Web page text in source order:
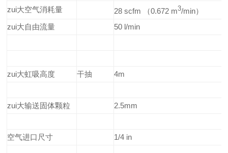
zui大空气消耗量
28 scfm （0.672 m3/min）
zui大自由流量
50 l/min
zui大虹吸高度 干抽 4m
zui大输送固体颗粒 2.5mm
空气进口尺寸 1/4 in